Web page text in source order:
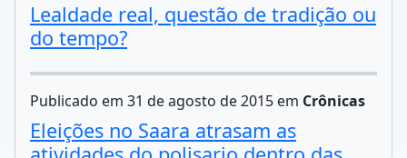
Lealdade real, questão de tradição ou
do tempo?
Publicado em 31 de agosto de 2015 em Crônicas
Eleições no Saara atrasam as